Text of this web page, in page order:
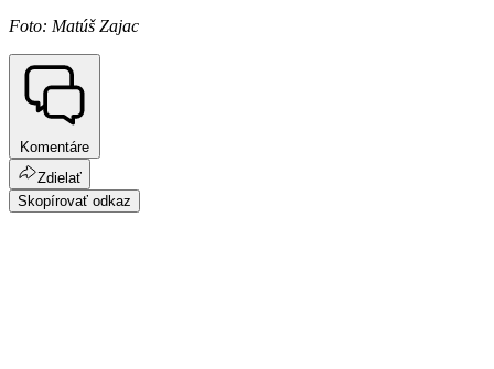
Foto: Matúš Zajac
Komentáre
Zdielať
Skopírovať odkaz